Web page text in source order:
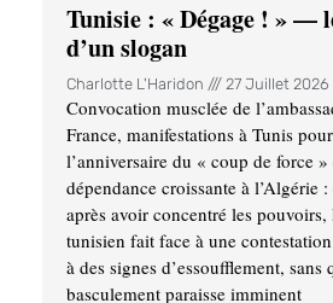
Tunisie : « Dégage ! » —
d’un slogan
Charlotte L'Haridon 27 Juillet 2026
Convocation musclée de
France, manifestations à Tunis pour
l’anniversaire du « coup de force
dépendance croissante à l’Algérie
après avoir concentré les pouvoirs,
tunisien fait face à une
à des signes d’essoufflement, sans
basculement paraisse imminent